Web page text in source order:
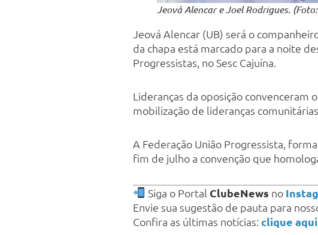
Jeová Alencar e Joel Rodrigues.
Jeová Alencar (UB) será o
da chapa está marcado para a noite
Progressistas, no Sesc Cajuína.
Lideranças da oposição convenceram
mobilização de lideranças
A Federação União Progressista,
fim de julho a convenção que
Siga o Portal ClubeNews no
Envie sua sugestão de pauta para
Confira as últimas notícias: clique